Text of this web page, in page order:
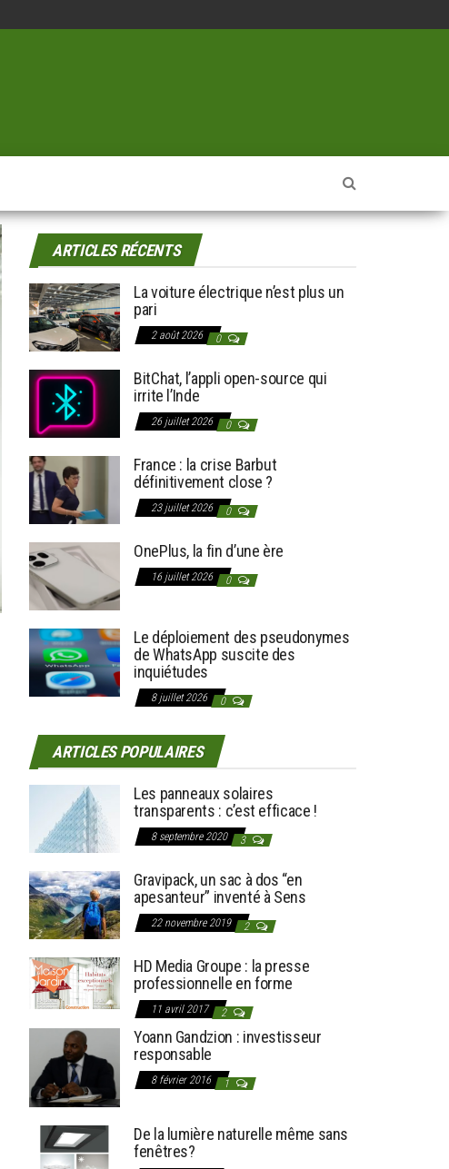
ARTICLES RÉCENTS
La voiture électrique n’est plus un
pari
2 août 2026 0
BitChat, l’appli open-source qui
irrite l’Inde
26 juillet 2026 0
France : la crise Barbut
définitivement close ?
23 juillet 2026 0
OnePlus, la fin d’une ère
16 juillet 2026 0
Le déploiement des pseudonymes
de WhatsApp suscite des
inquiétudes
8 juillet 2026 0
ARTICLES POPULAIRES
Les panneaux solaires
transparents : c’est efficace !
8 septembre 2020 3
Gravipack, un sac à dos “en
apesanteur” inventé à Sens
22 novembre 2019 2
HD Media Groupe : la presse
professionnelle en forme
11 avril 2017 2
Yoann Gandzion : investisseur
responsable
8 février 2016 1
De la lumière naturelle même sans
fenêtres?